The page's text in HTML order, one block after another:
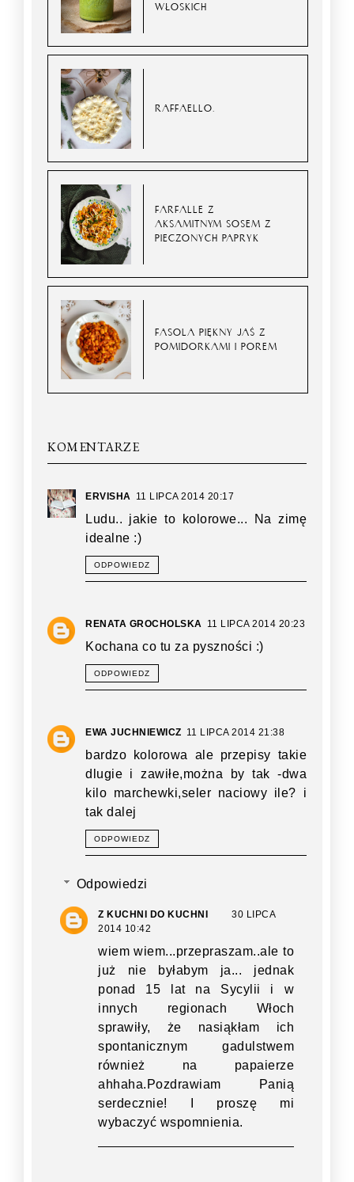
WŁOSKICH
RAFFAELLO.
FARFALLE Z
AKSAMITNYM SOSEM Z
PIECZONYCH PAPRYK
FASOLA PIĘKNY JAŚ Z
POMIDORKAMI I POREM
KOMENTARZE
ERVISHA 11 LIPCA 2014 20:17
Ludu.. jakie to kolorowe... Na zimę
idealne :)
ODPOWIEDZ
RENATA GROCHOLSKA 11 LIPCA 2014 20:23
Kochana co tu za pyszności :)
ODPOWIEDZ
EWA JUCHNIEWICZ 11 LIPCA 2014 21:38
bardzo kolorowa ale przepisy takie
dlugie i zawiłe,można by tak -dwa
kilo marchewki,seler naciowy ile? i
tak dalej
ODPOWIEDZ
Odpowiedzi
Z KUCHNI DO KUCHNI
30 LIPCA
2014 10:42
wiem wiem...przepraszam..ale to
już nie byłabym ja... jednak
ponad 15 lat na Sycylii i w
innych regionach Włoch
sprawiły, że nasiąkłam ich
spontanicznym gadulstwem
również na papaierze
ahhaha.Pozdrawiam Panią
serdecznie! I proszę mi
wybaczyć wspomnienia.